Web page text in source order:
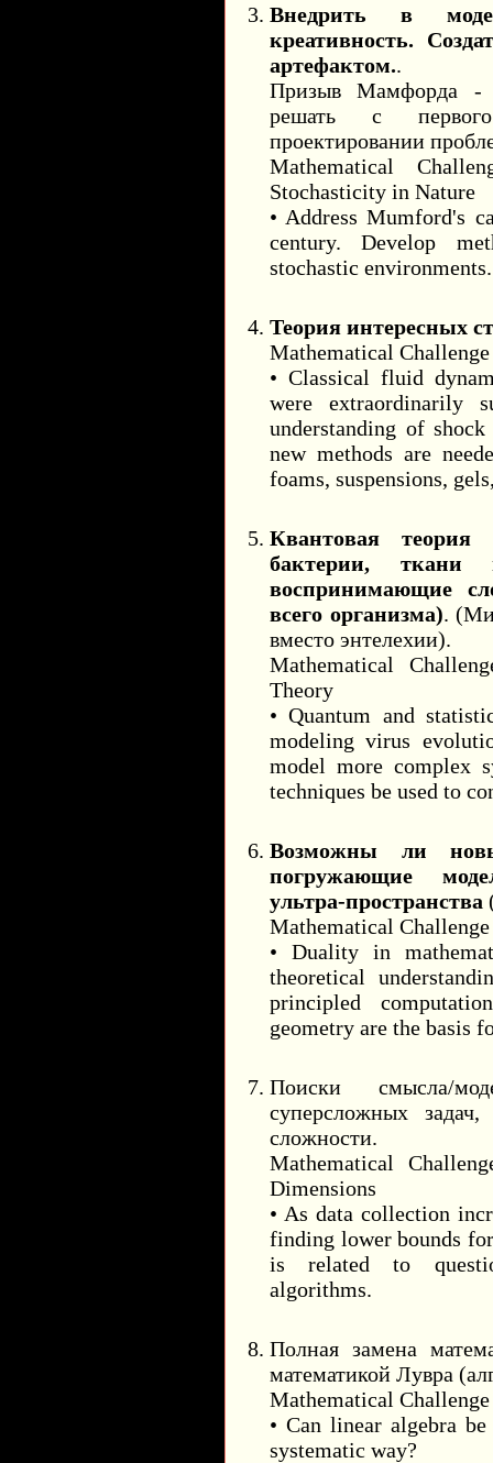
Внедрить в
креативность.
артефактом..
Призыв Мамфорда -
решать с
проектировании
Mathematical
Stochasticity in Nature
• Address Mumford's
century. Develop
stochastic environments.
Теория интересных
Mathematical
• Classical fluid
were extraordinarily
understanding of
new methods are
foams, suspensions,
Квантовая
бактерии,
воспринимающие
всего организма).
вместо энтелехии).
Mathematical
Theory
• Quantum and
modeling virus
model more complex
techniques be used to
Возможны ли
погружающие
ультра-пространства
Mathematical
• Duality in
theoretical
principled
geometry are the basis
Поиски смысла/
суперсложных задач,
сложности.
Mathematical
Dimensions
• As data collection
finding lower bounds
is related to
algorithms.
Полная замена
математикой Лувра
Mathematical
• Can linear algebra
systematic way?